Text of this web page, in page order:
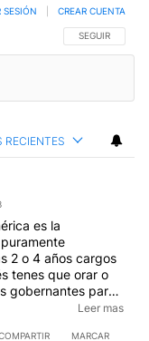
SIGA ESTA
SEGUIR
SESIÓN CREAR CUENTA
RECIENTES
es la
2 o 4 años cargos
tenes que orar o
gobernantes para
pueden ser deLeer mas
MARCAR